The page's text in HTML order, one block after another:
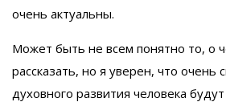
очень актуальны.
Может быть не всем понятно то, о
рассказать, но я уверен, что очень
духовного развития человека